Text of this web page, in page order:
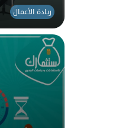
ريادة الأعمال